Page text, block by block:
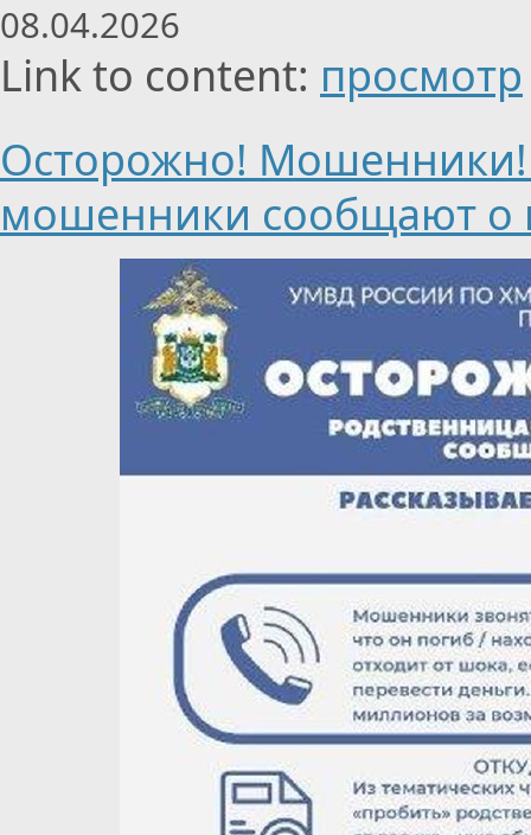
08.04.2026
Link to content: просмотр
Осторожно!
мошенники сообщают о